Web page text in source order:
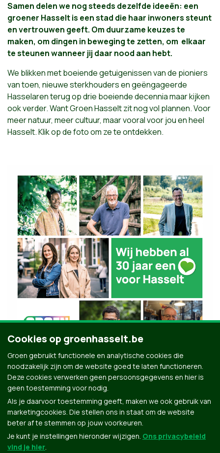
Samen delen we nog steeds dezelfde ideeën: een
groener Hasselt is een stad die haar inwoners steunt
en vertrouwen geeft. Om duurzame keuzes te
maken, om dingen in beweging te zetten, om elkaar
te steunen wanneer jij daar nood aan hebt.
We blikken met boeiende getuigenissen van de pioniers
van toen, nieuwe sterkhouders en geëngageerde
Hasselaren terug op drie boeiende decennia maar kijken
ook verder. Want Groen Hasselt zit nog vol plannen. Voor
meer natuur, meer cultuur, maar vooral voor jou en heel
Hasselt. Klik op de foto om ze te ontdekken.
Cookies op groenhasselt.be
Groen gebruikt functionele en analytische cookies die
noodzakelijk zijn om de website goed te laten functioneren.
Deze cookies verwerken geen persoonsgegevens en hier is
geen toestemming voor nodig.
Als je daarvoor toestemming geeft, maken we ook gebruik van
marketingcookies. Die stellen ons in staat om de website
beter af te stemmen op jouw voorkeuren.
Je kunt je instellingen hieronder wijzigen. Ons privacybeleid
vind je hier.